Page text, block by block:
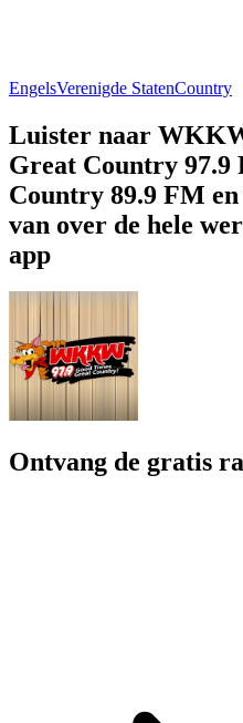
EngelsVerenigde StatenCountry
Luister naar
Great Country
Country 89.9 FM
van over de hele
app
Ontvang de gratis